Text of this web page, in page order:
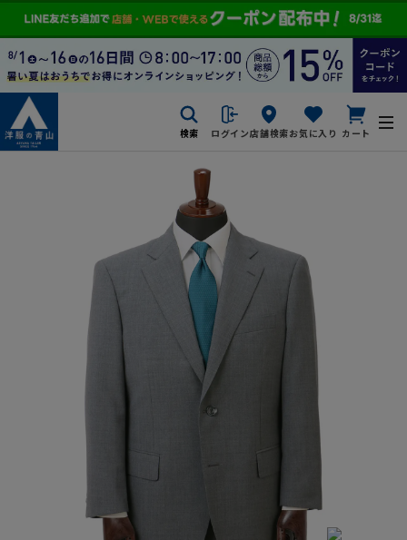
検索 ログイン店舗検索お気に入り カート